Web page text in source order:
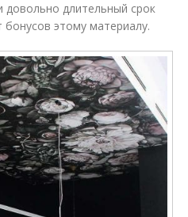
довольно длительный срок
этому материалу.